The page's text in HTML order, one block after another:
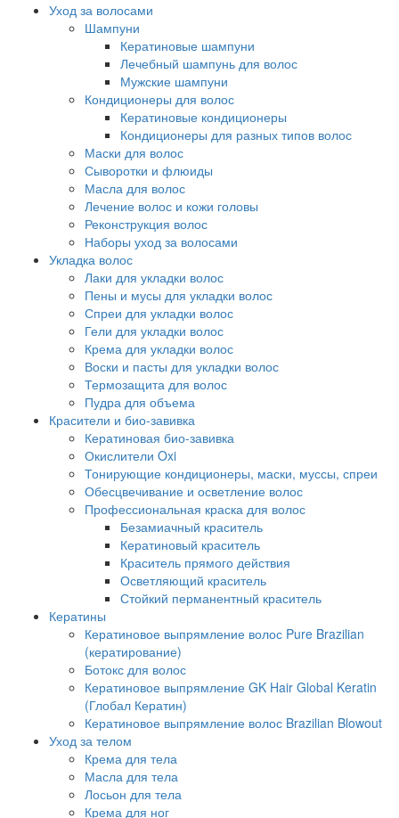
Уход за волосами
Шампуни
Кератиновые шампуни
Лечебный шампунь для волос
Мужские шампуни
Кондиционеры для волос
Кератиновые кондиционеры
Кондиционеры для разных типов волос
Маски для волос
Сыворотки и флюиды
Масла для волос
Лечение волос и кожи головы
Реконструкция волос
Наборы уход за волосами
Укладка волос
Лаки для укладки волос
Пены и мусы для укладки волос
Спреи для укладки волос
Гели для укладки волос
Крема для укладки волос
Воски и пасты для укладки волос
Термозащита для волос
Пудра для объема
Красители и био-завивка
Кератиновая био-завивка
Окислители Oxi
Тонирующие кондиционеры, маски, муссы, спреи
Обесцвечивание и осветление волос
Профессиональная краска для волос
Безамиачный краситель
Кератиновый краситель
Краситель прямого действия
Осветляющий краситель
Стойкий перманентный краситель
Кератины
Кератиновое выпрямление волос Pure Brazilian
(кератирование)
Ботокс для волос
Кератиновое выпрямление GK Hair Global Keratin
(Глобал Кератин)
Кератиновое выпрямление волос Brazilian Blowout
Уход за телом
Крема для тела
Масла для тела
Лосьон для тела
Крема для ног